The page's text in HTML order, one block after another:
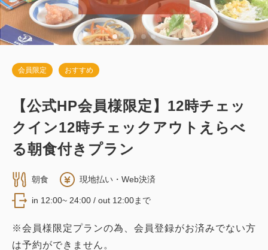
会員限定 おすすめ
【公式HP会員様限定】12時チェッ
クイン12時チェックアウトえらべ
る朝食付きプラン
朝食 現地払い・Web決済
in 12:00~ 24:00 / out 12:00まで
※会員様限定プランの為、会員登録がお済みでない方
は予約ができません。